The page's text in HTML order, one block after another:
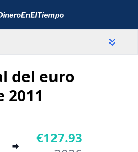
del euro
2011
€127.93